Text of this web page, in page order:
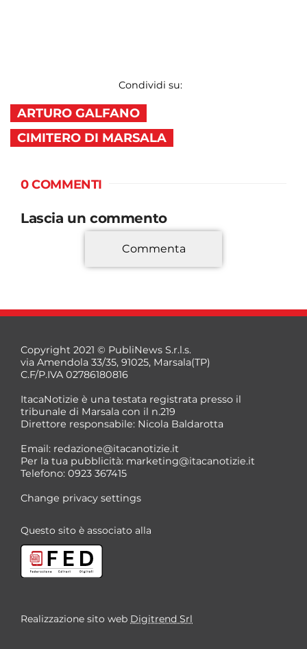
Condividi su:
ARTURO GALFANO
CIMITERO DI MARSALA
0 COMMENTI
Lascia un commento
*
*
Commenta
Copyright 2021 © PubliNews S.r.l.s.
via Amendola 33/35, 91025, Marsala(TP)
C.F/P.IVA 02786180816
ItacaNotizie è una testata registrata presso il
tribunale di Marsala con il n.219
Direttore responsabile: Nicola Baldarotta
Email: redazione@itacanotizie.it
Per la tua pubblicità: marketing@itacanotizie.it
Telefono: 0923 367415
Change privacy settings
Questo sito è associato alla
Realizzazione sito web Digitrend Srl